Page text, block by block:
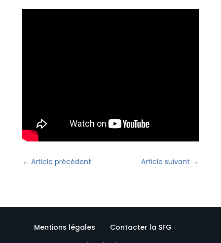
← Article précédent Article suivant →
Mentions légales
Contacter la SFG